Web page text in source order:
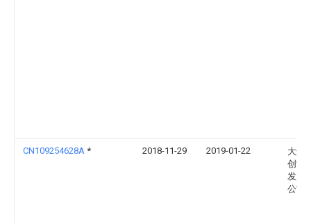
CN109254628A * 2018-11-29 2019-01-22
大连
创世
发展
公司